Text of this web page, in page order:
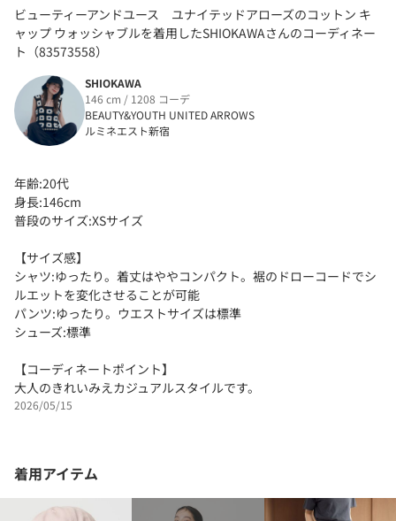
ビューティーアンドユース ユナイテッドアローズのコットン キ
ャップ ウォッシャブルを着用したSHIOKAWAさんのコーディネー
ト（83573558）
SHIOKAWA
146 cm / 1208 コーデ
BEAUTY&YOUTH UNITED ARROWS
ルミネエスト新宿
年齢:20代
身長:146cm
普段のサイズ:XSサイズ
【サイズ感】
シャツ:ゆったり。着丈はややコンパクト。裾のドローコードでシ
ルエットを変化させることが可能
パンツ:ゆったり。ウエストサイズは標準
シューズ:標準
【コーディネートポイント】
大人のきれいみえカジュアルスタイルです。
2026/05/15
着用アイテム